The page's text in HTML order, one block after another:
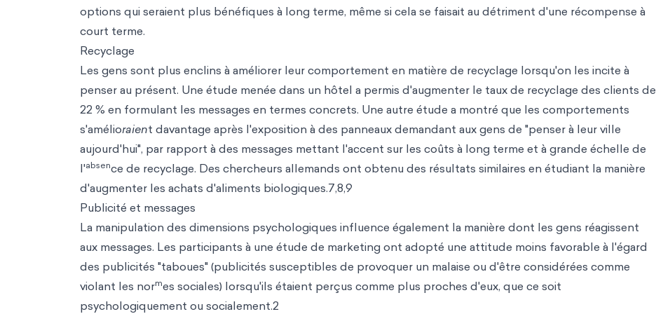
options qui seraient plus bénéfiques à long terme, même si cela se faisait au détriment d'une récompense à
court terme.
Recyclage
Les gens sont plus enclins à améliorer leur comportement en matière de recyclage lorsqu'on les incite à
penser au présent. Une étude menée dans un hôtel a permis d'augmenter le taux de recyclage des clients de
22 % en formulant les messages en termes concrets. Une autre étude a montré que les comportements
s'amélioraient davantage après l'exposition à des panneaux demandant aux gens de "penser à leur ville
aujourd'hui", par rapport à des messages mettant l'accent sur les coûts à long terme et à grande échelle de
l'absence de recyclage. Des chercheurs allemands ont obtenu des résultats similaires en étudiant la manière
d'augmenter les achats d'aliments biologiques.7,8,9
Publicité et messages
La manipulation des dimensions psychologiques influence également la manière dont les gens réagissent
aux messages. Les participants à une étude de marketing ont adopté une attitude moins favorable à l'égard
des publicités "taboues" (publicités susceptibles de provoquer un malaise ou d'être considérées comme
violant les normes sociales) lorsqu'ils étaient perçus comme plus proches d'eux, que ce soit
psychologiquement ou socialement.2